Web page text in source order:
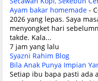
Ayam bakar homemade -
2026 yang lepas. Saya
menyongket hari
takde. Kala...
7 jam yang lalu
Syazni Rahim Blog
Bila Anak Punya Impian
Setiap ibu bapa pasti ada